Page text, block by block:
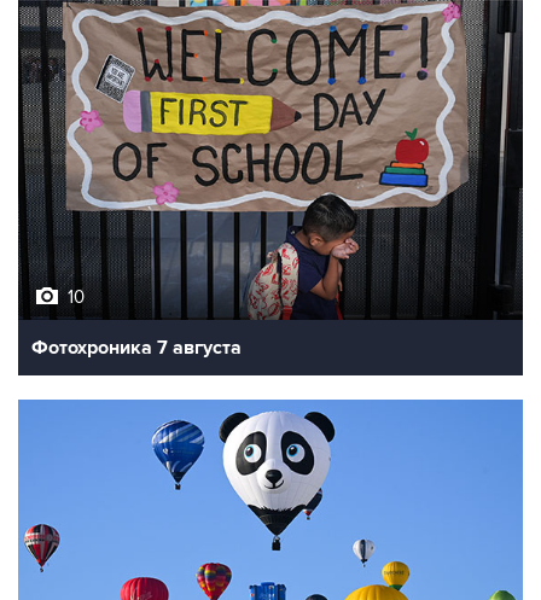
10
Фотохроника 7 августа